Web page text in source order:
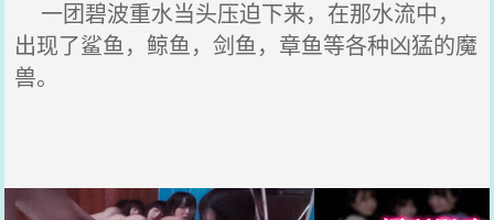
一团碧波重水当头压迫下来，在那水流中，
出现了鲨鱼，鲸鱼，剑鱼，章鱼等各种凶猛的魔
兽。